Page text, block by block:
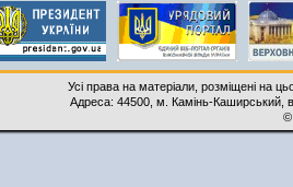
Усі права на матеріали, розміщені на
Адреса: 44500, м. Камінь-Каширський,
©